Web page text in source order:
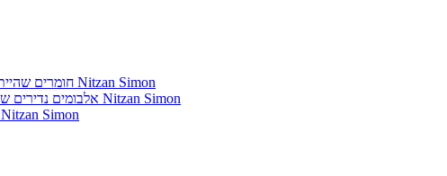
חומרים שהייתי רוצה להשמיע בתוכנית שלי מאת נִיצָן סִימוֹן Nitzan Simon
אלבומים נדירים שאני מחפש פיזית וגם דיגיטלית מאת נִיצָן סִימוֹן Nitzan Simon
אלבומים נדירים שאני מחפש מאת נִיצָן סִימוֹן Nitzan Simon